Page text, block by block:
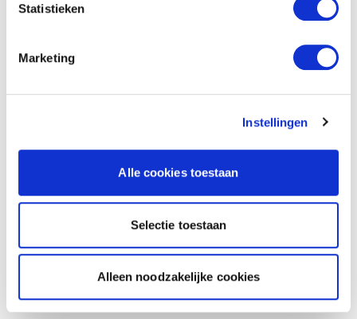
Statistieken
Marketing
Instellingen
Alle cookies toestaan
Selectie toestaan
Alleen noodzakelijke cookies